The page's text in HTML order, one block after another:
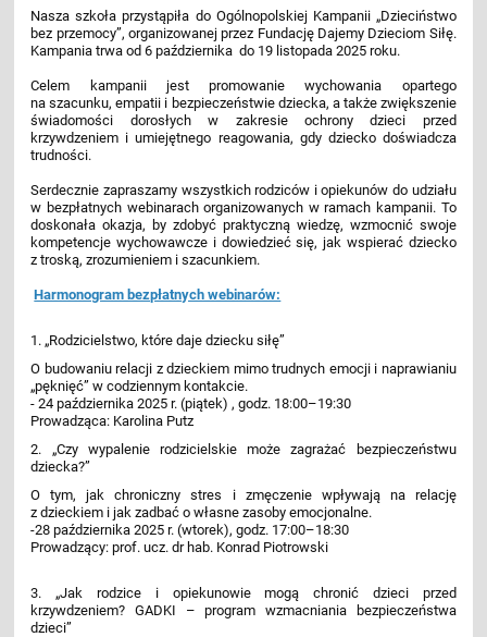
Nasza szkoła przystąpiła do Ogólnopolskiej Kampanii „Dzieciństwo
bez przemocy”, organizowanej przez Fundację Dajemy Dzieciom Siłę.
Kampania trwa od 6 października do 19 listopada 2025 roku.
Celem kampanii jest promowanie wychowania opartego
na szacunku, empatii i bezpieczeństwie dziecka, a także zwiększenie
świadomości dorosłych w zakresie ochrony dzieci przed
krzywdzeniem i umiejętnego reagowania, gdy dziecko doświadcza
trudności.
Serdecznie zapraszamy wszystkich rodziców i opiekunów do udziału
w bezpłatnych webinarach organizowanych w ramach kampanii. To
doskonała okazja, by zdobyć praktyczną wiedzę, wzmocnić swoje
kompetencje wychowawcze i dowiedzieć się, jak wspierać dziecko
z troską, zrozumieniem i szacunkiem.
Harmonogram bezpłatnych webinarów:
1. „Rodzicielstwo, które daje dziecku siłę”
O budowaniu relacji z dzieckiem mimo trudnych emocji i naprawianiu
„pęknięć” w codziennym kontakcie.
- 24 października 2025 r. (piątek) , godz. 18:00–19:30
Prowadząca: Karolina Putz
2. „Czy wypalenie rodzicielskie może zagrażać bezpieczeństwu
dziecka?”
O tym, jak chroniczny stres i zmęczenie wpływają na relację
z dzieckiem i jak zadbać o własne zasoby emocjonalne.
-28 października 2025 r. (wtorek), godz. 17:00–18:30
Prowadzący: prof. ucz. dr hab. Konrad Piotrowski
3. „Jak rodzice i opiekunowie mogą chronić dzieci przed
krzywdzeniem? GADKI – program wzmacniania bezpieczeństwa
dzieci”